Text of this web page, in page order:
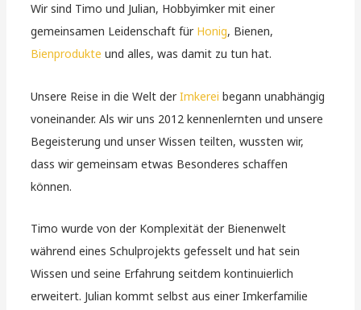
Wir sind Timo und Julian, Hobbyimker mit einer
gemeinsamen Leidenschaft für Honig, Bienen,
Bienprodukte und alles, was damit zu tun hat.
Unsere Reise in die Welt derImkerei begann unabhängig
voneinander. Als wir uns 2012 kennenlernten und unsere
Begeisterung und unser Wissen teilten, wussten wir,
dass wir gemeinsam etwas Besonderes schaffen
können.
Timo wurde von der Komplexität der Bienenwelt
während eines Schulprojekts gefesselt und hat sein
Wissen und seine Erfahrung seitdem kontinuierlich
erweitert. Julian kommt selbst aus einer Imkerfamilie